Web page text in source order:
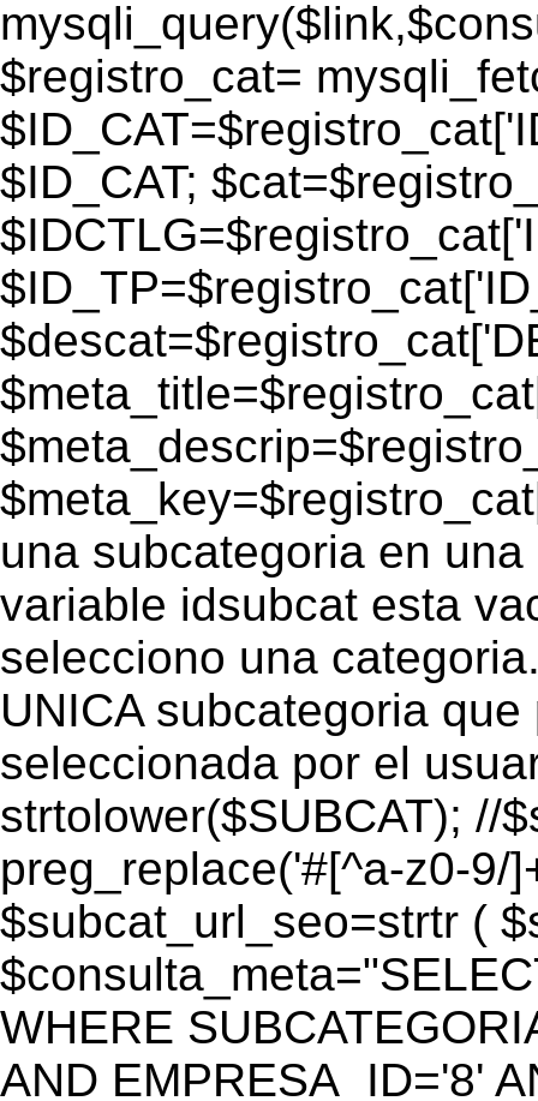
$registro_cat=
$ID_CAT;
una subcategoria en
variable idsubcat esta
selecciono una
UNICA subcategoria
seleccionada por el
strtolower($SUBCAT); //
preg_replace('#[^a-z0-9/
$subcat_url_seo=strtr (
WHERE
AND EMPRESA_ID='8'